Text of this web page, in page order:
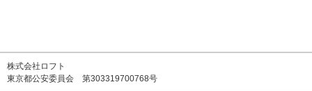
株式会社ロフト
東京都公安委員会 第303319700768号